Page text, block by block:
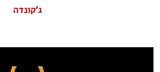
ג'קונדה